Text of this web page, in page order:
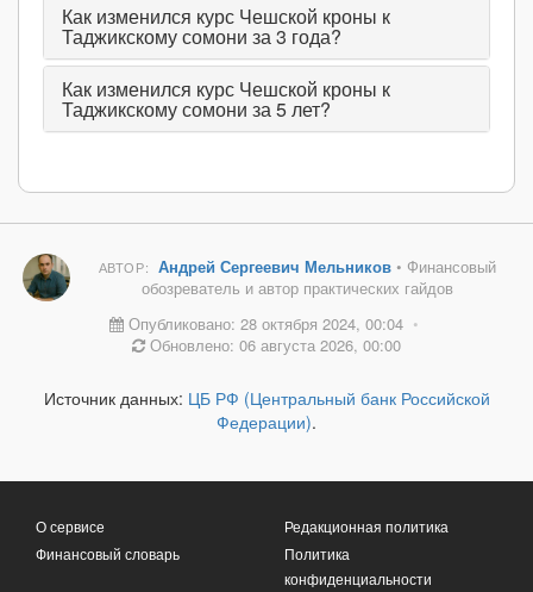
Как изменился курс Чешской кроны к
Таджикскому сомони за 3 года?
Как изменился курс Чешской кроны к
Таджикскому сомони за 5 лет?
АВТОР: Андрей Сергеевич Мельников• Финансовый
обозреватель и автор практических гайдов
Опубликовано: 28 октября 2024, 00:04 •
Обновлено: 06 августа 2026, 00:00
Источник данных: ЦБ РФ (Центральный банк Российской
Федерации).
О сервисе
Финансовый словарь
Редакционная политика
Политика
конфиденциальности